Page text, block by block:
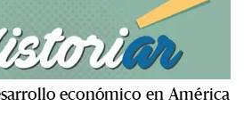
económico en América